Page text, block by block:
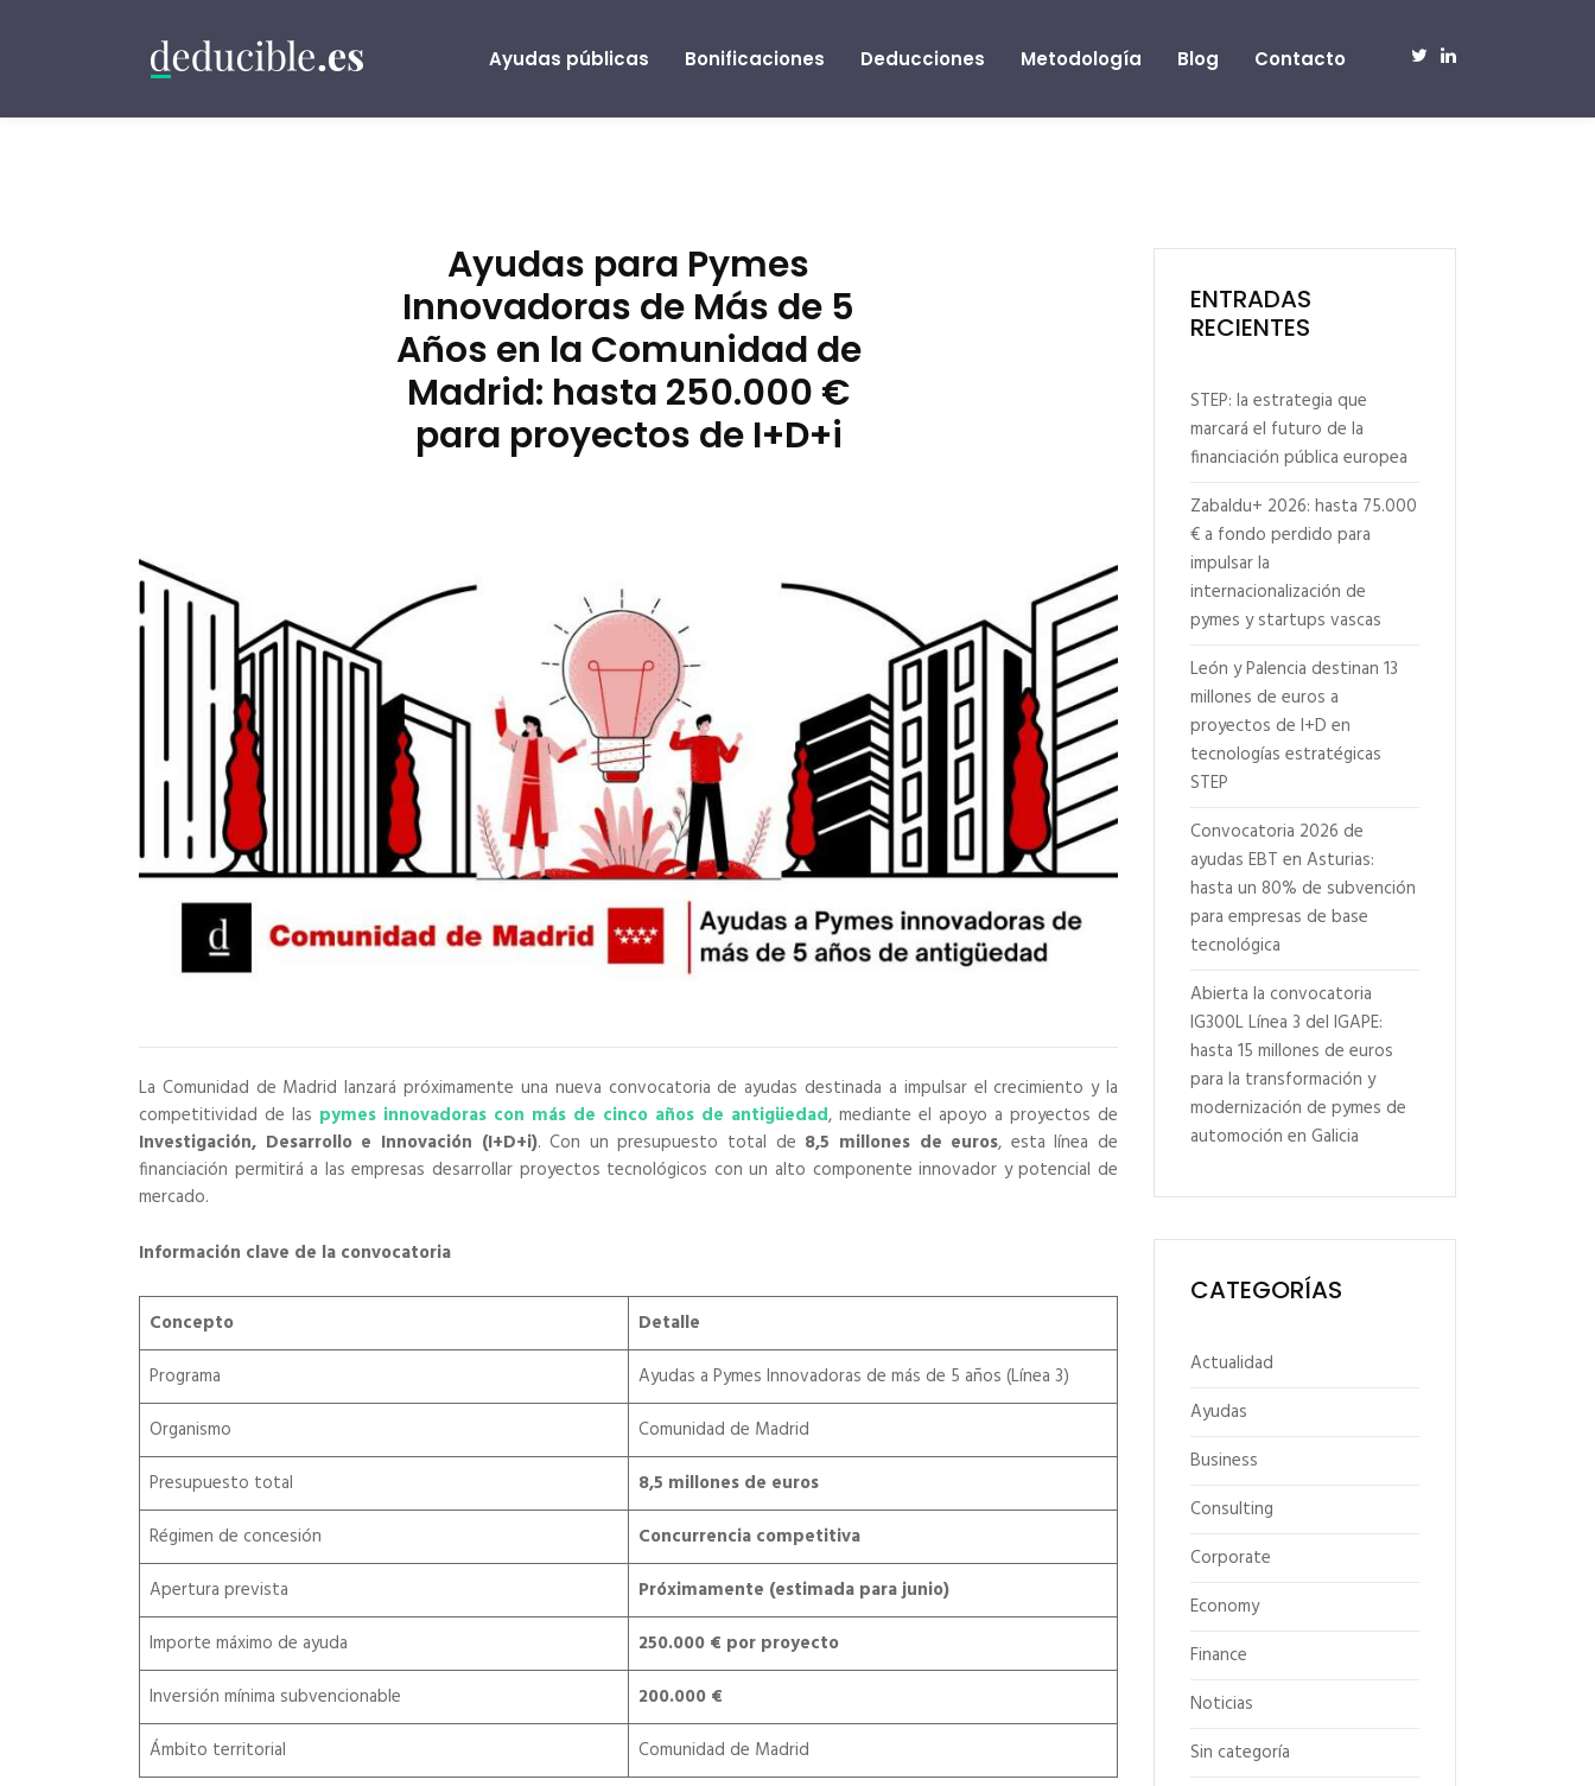
Ayudas públicas Bonificaciones Deducciones Metodología Blog Contacto
Ayudas para Pymes
Innovadoras de Más de 5
Años en la Comunidad de
Madrid: hasta 250.000 €
para proyectos de I+D+i
La Comunidad de Madrid lanzará próximamente una nueva convocatoria de ayudas destinada a impulsar el crecimiento y la
competitividad de las pymes innovadoras con más de cinco años de antigüedad, mediante el apoyo a proyectos de
Investigación, Desarrollo e Innovación (I+D+i). Con un presupuesto total de 8,5 millones de euros, esta línea de
financiación permitirá a las empresas desarrollar proyectos tecnológicos con un alto componente innovador y potencial de
mercado.
Información clave de la convocatoria
Concepto
Detalle
Programa
Ayudas a Pymes Innovadoras de más de 5 años (Línea 3)
Organismo
Comunidad de Madrid
Presupuesto total
8,5 millones de euros
Régimen de concesión
Concurrencia competitiva
Apertura prevista
Próximamente (estimada para junio)
Importe máximo de ayuda
250.000 € por proyecto
Inversión mínima subvencionable
200.000 €
Ámbito territorial
Comunidad de Madrid
ENTRADAS
RECIENTES
STEP: la estrategia que
marcará el futuro de la
financiación pública europea
Zabaldu+ 2026: hasta 75.000
€ a fondo perdido para
impulsar la
internacionalización de
pymes y startups vascas
León y Palencia destinan 13
millones de euros a
proyectos de I+D en
tecnologías estratégicas
STEP
Convocatoria 2026 de
ayudas EBT en Asturias:
hasta un 80% de subvención
para empresas de base
tecnológica
Abierta la convocatoria
IG300L Línea 3 del IGAPE:
hasta 15 millones de euros
para la transformación y
modernización de pymes de
automoción en Galicia
CATEGORÍAS
Actualidad
Ayudas
Business
Consulting
Corporate
Economy
Finance
Noticias
Sin categoría